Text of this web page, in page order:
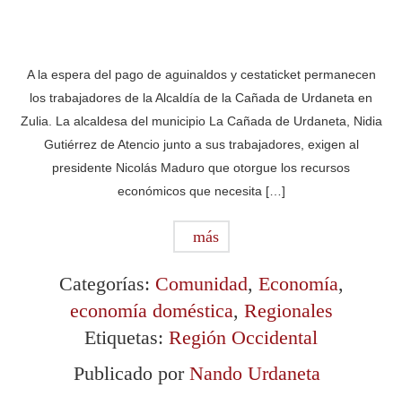
A la espera del pago de aguinaldos y cestaticket permanecen
los trabajadores de la Alcaldía de la Cañada de Urdaneta en
Zulia. La alcaldesa del municipio La Cañada de Urdaneta, Nidia
Gutiérrez de Atencio junto a sus trabajadores, exigen al
presidente Nicolás Maduro que otorgue los recursos
económicos que necesita […]
más
Categorías: Comunidad, Economía,
economía doméstica, Regionales
Etiquetas: Región Occidental
Publicado por Nando Urdaneta